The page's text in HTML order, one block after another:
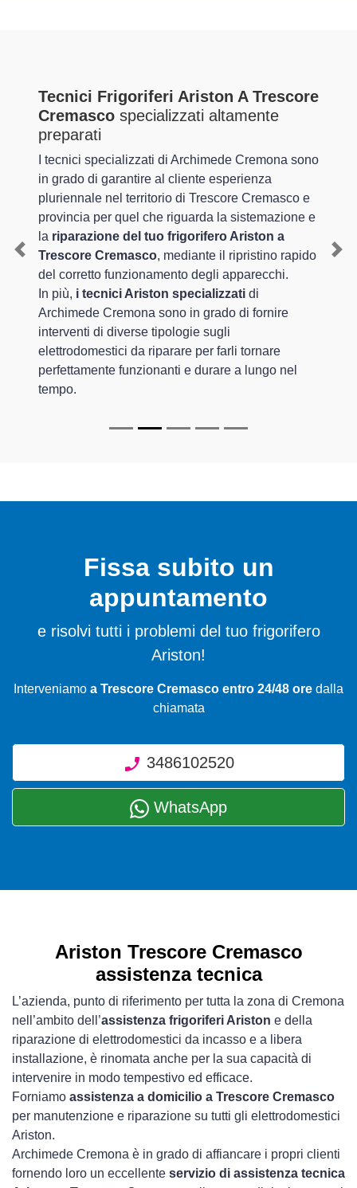
Tecnici Frigoriferi Ariston A Trescore
Cremasco specializzati altamente
preparati
I tecnici specializzati di Archimede Cremona sono
in grado di garantire al cliente esperienza
pluriennale nel territorio di Trescore Cremasco e
provincia per quel che riguarda la sistemazione e
la riparazione del tuo frigorifero Ariston a
Trescore Cremasco, mediante il ripristino rapido
del corretto funzionamento degli apparecchi.
In più, i tecnici Ariston specializzati di
Archimede Cremona sono in grado di fornire
interventi di diverse tipologie sugli
elettrodomestici da riparare per farli tornare
perfettamente funzionanti e durare a lungo nel
tempo.
Previous
Fissa subito un
appuntamento
e risolvi tutti i problemi del tuo frigorifero
Ariston!
Interveniamo a Trescore Cremasco entro 24/48 ore dalla
chiamata
3486102520
WhatsApp
Ariston Trescore Cremasco
assistenza tecnica
L’azienda, punto di riferimento per tutta la zona di Cremona
nell’ambito dell’assistenza frigoriferi Ariston e della
riparazione di elettrodomestici da incasso e a libera
installazione, è rinomata anche per la sua capacità di
intervenire in modo tempestivo ed efficace.
Forniamo assistenza a domicilio a Trescore Cremasco
per manutenzione e riparazione su tutti gli elettrodomestici
Ariston.
Archimede Cremona è in grado di affiancare i propri clienti
fornendo loro un eccellente servizio di assistenza tecnica